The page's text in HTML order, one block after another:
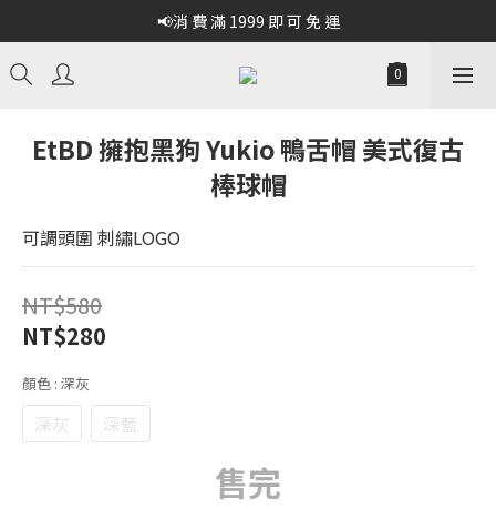
📢消 費 滿 1999 即 可 免 運
EtBD 擁抱黑狗 Yukio 鴨舌帽 美式復古
棒球帽
可調頭圍 刺繡LOGO
NT$580
NT$280
顏色 : 深灰
深灰 深藍
售完